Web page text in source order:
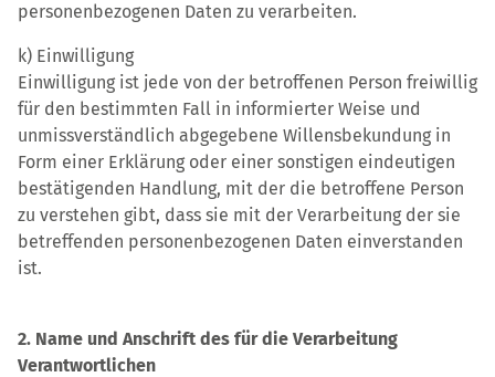
personenbezogenen Daten zu verarbeiten.
k) Einwilligung
Einwilligung ist jede von der betroffenen Person freiwillig
für den bestimmten Fall in informierter Weise und
unmissverständlich abgegebene Willensbekundung in
Form einer Erklärung oder einer sonstigen eindeutigen
bestätigenden Handlung, mit der die betroffene Person
zu verstehen gibt, dass sie mit der Verarbeitung der sie
betreffenden personenbezogenen Daten einverstanden
ist.
2. Name und Anschrift des für die Verarbeitung
Verantwortlichen